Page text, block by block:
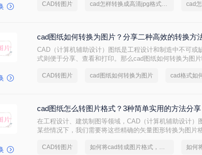
种将CAD转换成高清JPG格式图片的方法。
CAD转图片 cad怎样转换成高清jpg格式的图片 cad
cad图纸如何转换为图片？分享二种高效的转换方
CAD（计算机辅助设计）图纸是工程设计和制造中不可或
式则便于分享、查看和打印。那么cad图纸如何转换为图
CAD转图片 cad图纸如何转换为图片
cad图纸怎么转图片格式？3种简单实用的方法分享
在工程设计、建筑制图等领域，CAD（计算机辅助设计）
某些情况下，我们需要将这些精确的矢量图形转换为图片
片格式的方法。
CAD转图片 如何将cad转成图片格式，分享一种简单的方法